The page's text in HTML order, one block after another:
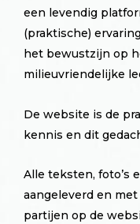
een levendig
(praktische)
het bewustzijn op
milieuvriendelijke
De website is de
kennis en dit
Alle teksten, foto’s
aangeleverd en
partijen op de